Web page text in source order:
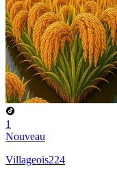
1
Nouveau
Villageois224